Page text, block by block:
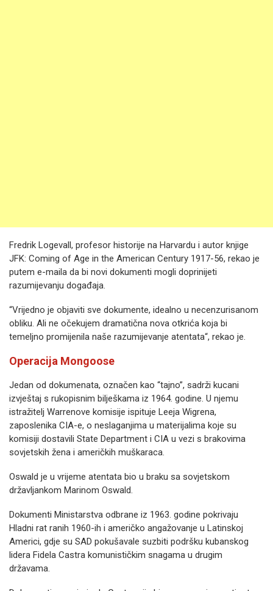
Fredrik Logevall, profesor historije na Harvardu i autor knjige
JFK: Coming of Age in the American Century 1917-56, rekao je
putem e-maila da bi novi dokumenti mogli doprinijeti
razumijevanju događaja.
“Vrijedno je objaviti sve dokumente, idealno u necenzurisanom
obliku. Ali ne očekujem dramatična nova otkrića koja bi
temeljno promijenila naše razumijevanje atentata“, rekao je.
Operacija Mongoose
Jedan od dokumenata, označen kao “tajno”, sadrži kucani
izvještaj s rukopisnim bilješkama iz 1964. godine. U njemu
istražitelj Warrenove komisije ispituje Leeja Wigrena,
zaposlenika CIA-e, o neslaganjima u materijalima koje su
komisiji dostavili State Department i CIA u vezi s brakovima
sovjetskih žena i američkih muškaraca.
Oswald je u vrijeme atentata bio u braku sa sovjetskom
državljankom Marinom Oswald.
Dokumenti Ministarstva odbrane iz 1963. godine pokrivaju
Hladni rat ranih 1960-ih i američko angažovanje u Latinskoj
Americi, gdje su SAD pokušavale suzbiti podršku kubanskog
lidera Fidela Castra komunističkim snagama u drugim
državama.